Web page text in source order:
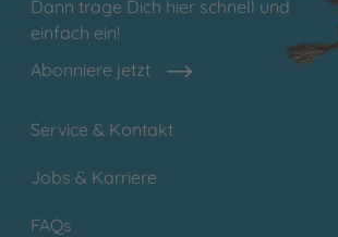
Dann trage Dich hier schnell und
einfach ein!
Abonniere jetzt
Service & Kontakt
Jobs & Karriere
FAQs